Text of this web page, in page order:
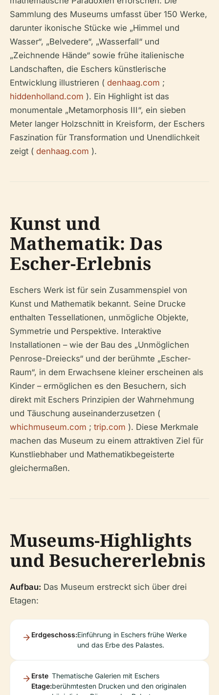
Sammlung des Museums umfasst über 150 Werke,
darunter ikonische Stücke wie „Himmel und
Wasser“, „Belvedere“, „Wasserfall“ und
„Zeichnende Hände“ sowie frühe italienische
Landschaften, die Eschers künstlerische
Entwicklung illustrieren ( denhaag.com ;
hiddenholland.com ). Ein Highlight ist das
monumentale „Metamorphosis III“, ein sieben
Meter langer Holzschnitt in Kreisform, der Eschers
Faszination für Transformation und Unendlichkeit
zeigt ( denhaag.com ).
Kunst und
Mathematik: Das
Escher-Erlebnis
Eschers Werk ist für sein Zusammenspiel von
Kunst und Mathematik bekannt. Seine Drucke
enthalten Tessellationen, unmögliche Objekte,
Symmetrie und Perspektive. Interaktive
Installationen – wie der Bau des „Unmöglichen
Penrose-Dreiecks“ und der berühmte „Escher-
Raum“, in dem Erwachsene kleiner erscheinen als
Kinder – ermöglichen es den Besuchern, sich
direkt mit Eschers Prinzipien der Wahrnehmung
und Täuschung auseinanderzusetzen (
whichmuseum.com ; trip.com ). Diese Merkmale
machen das Museum zu einem attraktiven Ziel für
Kunstliebhaber und Mathematikbegeisterte
gleichermaßen.
Museums-Highlights
und Besuchererlebnis
Aufbau: Das Museum erstreckt sich über drei
Etagen:
Erdgeschoss:Einführung in Eschers frühe Werke
und das Erbe des Palastes.
Erste
Etage:
Thematische Galerien mit Eschers
berühmtesten Drucken und den originalen